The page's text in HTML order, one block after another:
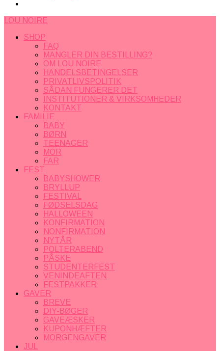
LOU NOIRE
SHOP
FAQ
MANGLER DIN BESTILLING?
OM LOU NOIRE
HANDELSBETINGELSER
PRIVATLIVSPOLITIK
SÅDAN FUNGERER DET
INSTITUTIONER & VIRKSOMHEDER
KONTAKT
FAMILIE
BABY
BØRN
TEENAGER
MOR
FAR
FEST
BABYSHOWER
BRYLLUP
FESTIVAL
FØDSELSDAG
HALLOWEEN
KONFIRMATION
NONFIRMATION
NYTÅR
POLTERABEND
PÅSKE
STUDENTERFEST
VENINDEAFTEN
FESTPAKKER
GAVER
BREVE
DIY-BØGER
GAVEÆSKER
KUPONHÆFTER
MORGENGAVER
JUL